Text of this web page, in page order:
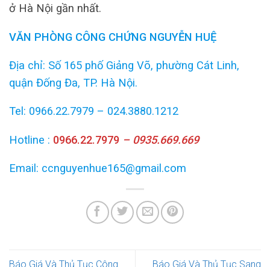
ở Hà Nội gần nhất.
VĂN PHÒNG CÔNG CHỨNG NGUYỄN HUỆ
Địa chỉ: Số 165 phố Giảng Võ, phường Cát Linh,
quận Đống Đa, TP. Hà Nội.
Tel: 0966.22.7979 – 024.3880.1212
Hotline : 0966.22.7979 – 0935.669.669
Email: ccnguyenhue165@gmail.com
Báo Giá Và Thủ Tục Công Báo Giá Và Thủ Tục Sang